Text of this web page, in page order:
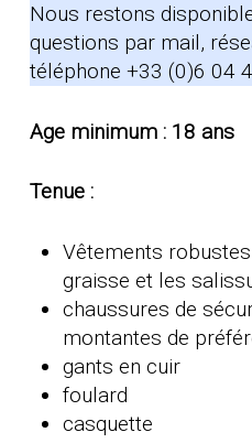
Nous restons
questions par mail,
téléphone +33 (0)6 04
Age minimum : 18 ans
Tenue :
Vêtements
graisse et les
chaussures de
montantes de
gants en cuir
foulard
casquette